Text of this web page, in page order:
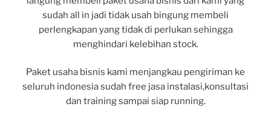
sudah all in jadi tidak usah bingung membeli
perlengkapan yang tidak di perlukan sehingga
menghindari kelebihan stock.
Paket usaha bisnis kami menjangkau pengiriman ke
seluruh indonesia sudah free jasa instalasi,konsultasi
dan training sampai siap running.